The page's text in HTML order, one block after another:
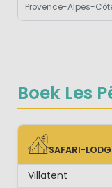
Boek Les
SAFARI-
SAFARI-
Villatent